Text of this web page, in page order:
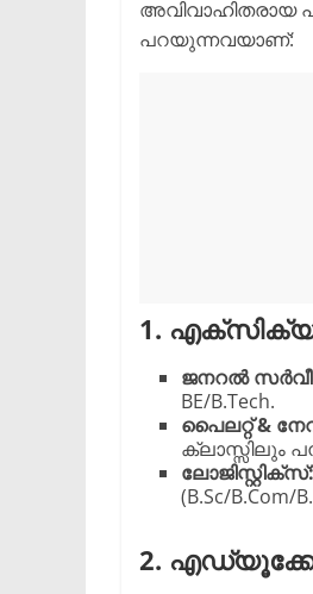
​അവിവാഹിതരായ
പറയുന്നവയാണ്:
1.
ജനറൽ
BE/B.Tech.
പൈലറ്റ് &
ക്ലാസ്സിലും
ലോജിസ്റ്റിക്സ്:
(B.Sc/
2.